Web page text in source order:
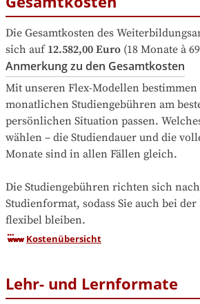
Die Gesamtkosten des
sich auf 12.582,00 Euro (18 Monate à
Anmerkung zu den Gesamtkosten
Mit unseren Flex-Modellen bestimmen
monatlichen Studiengebühren am
persönlichen Situation passen.
wählen – die Studiendauer und die
Monate sind in allen Fällen gleich.
Die Studiengebühren richten sich
Studienformat, sodass Sie auch bei
flexibel bleiben.
Kostenübersicht
Lehr- und Lernformate